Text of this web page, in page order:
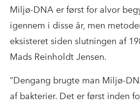
Miljø-DNA er først for alvor
igennem i disse år, men
eksisteret siden slutningen af
Mads Reinholdt Jensen.
“Dengang brugte man Miljø-
af bakterier. Det er først inden